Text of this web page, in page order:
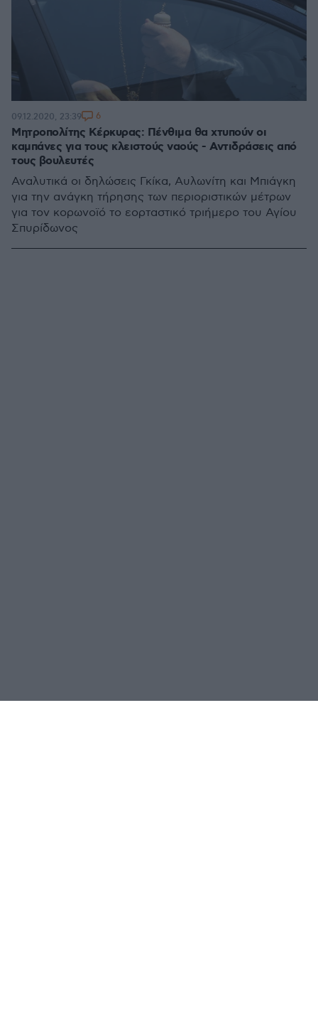
Μητροπολίτης Κέρκυρας: Πένθιμα θα χτυπούν οι
καμπάνες για τους κλειστούς ναούς - Αντιδράσεις από
τους βουλευτές
Αναλυτικά οι δηλώσεις Γκίκα, Αυλωνίτη και Μπιάγκη
για την ανάγκη τήρησης των περιοριστικών μέτρων
για τον κορωνοϊό το εορταστικό τριήμερο του Αγίου
Σπυρίδωνος
09.12.2020, 23:39 6